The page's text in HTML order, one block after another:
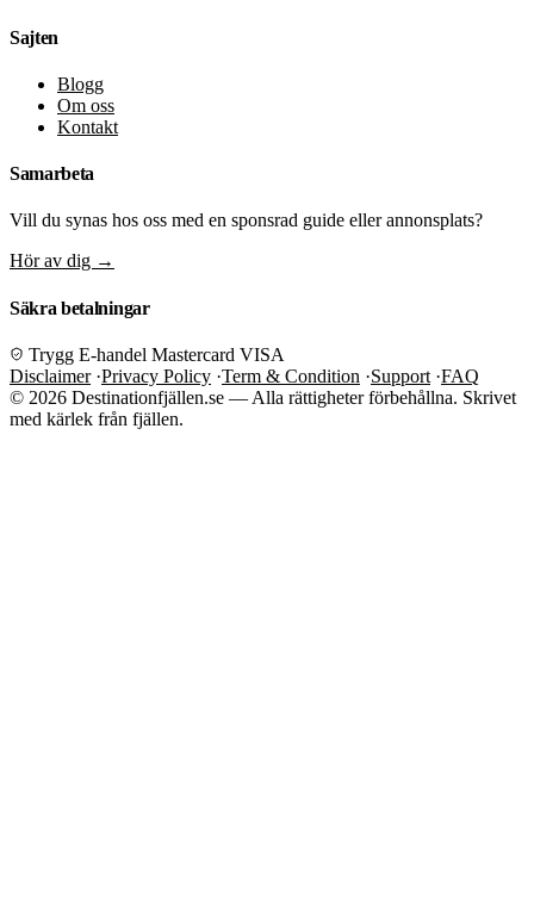
Sajten
Blogg
Om oss
Kontakt
Samarbeta
Vill du synas hos oss med en sponsrad guide eller annonsplats?
Hör av dig →
Säkra betalningar
Trygg E-handel Mastercard VISA
Disclaimer ·Privacy Policy ·Term & Condition ·Support ·FAQ
© 2026 Destinationfjällen.se — Alla rättigheter förbehållna. Skrivet
med kärlek från fjällen.